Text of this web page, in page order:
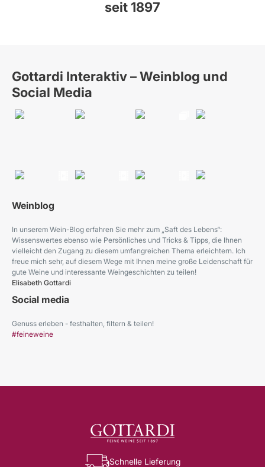
seit 1897
Gottardi Interaktiv – Weinblog und
Social Media
Weinblog
In unserem Wein-Blog erfahren Sie mehr zum „Saft des Lebens“:
Wissenswertes ebenso wie Persönliches und Tricks & Tipps, die Ihnen
vielleicht den Zugang zu diesem umfangreichen Thema erleichtern. Ich
freue mich sehr, auf diesem Wege mit Ihnen meine große Leidenschaft für
gute Weine und interessante Weingeschichten zu teilen!
Elisabeth Gottardi
Social media
Genuss erleben - festhalten, filtern & teilen!
#feineweine
Schnelle Lieferung